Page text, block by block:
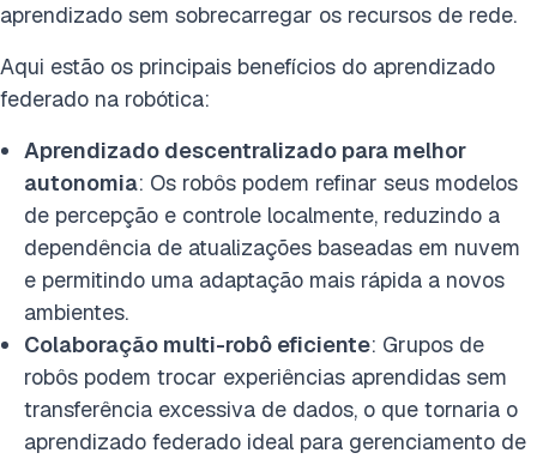
aprendizado sem sobrecarregar os recursos de rede.
Aqui estão os principais benefícios do aprendizado
federado na robótica:
Aprendizado descentralizado para melhor
autonomia: Os robôs podem refinar seus modelos
de percepção e controle localmente, reduzindo a
dependência de atualizações baseadas em nuvem
e permitindo uma adaptação mais rápida a novos
ambientes.
Colaboração multi-robô eficiente: Grupos de
robôs podem trocar experiências aprendidas sem
transferência excessiva de dados, o que tornaria o
aprendizado federado ideal para gerenciamento de